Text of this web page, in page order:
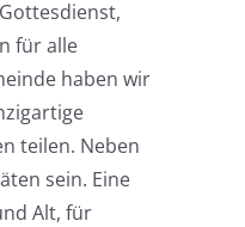
für alle
haben wir
teilen. Neben
sein. Eine
Alt, für